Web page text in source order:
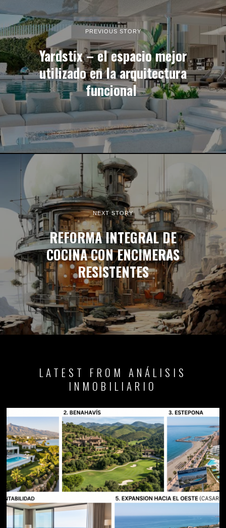
PREVIOUS STORY
Yardstix – el espacio mejor
utilizado en la arquitectura
funcional
NEXT STORY
REFORMA INTEGRAL DE
COCINA CON ENCIMERAS
RESISTENTES
LATEST FROM ANÁLISIS
INMOBILIARIO